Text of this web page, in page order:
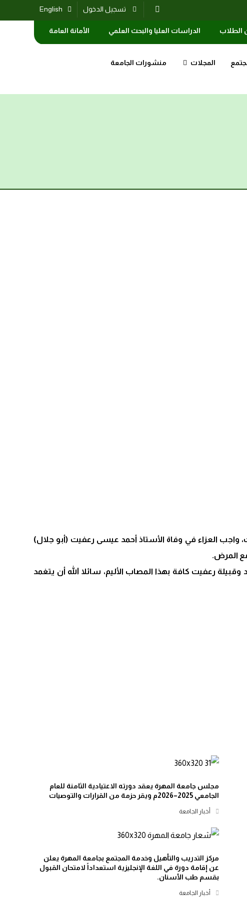
English تسجيل الدخول
الدراسات العليا والبحث العلمي الأمانة العامة
المجلات منشورات الجامعة
واجب العزاء في وفاة الأستاذ أحمد عيسى رعفيت (أبو جلال)
مع المرض.
رعفيت كافة بهذا المصاب الأليم، سائلا الله أن يتغمد
مجلس جامعة المهرة يعقد دورته الاعتيادية الثامنة للعام
الجامعي 2025–2026م ويقر حزمة من القرارات والتوصيات
أخبار الجامعة
مركز التدريب والتأهيل وخدمة المجتمع بجامعة المهرة يعلن
عن إقامة دورة في اللغة الإنجليزية استعداداً لامتحان القبول
بقسم طب الأسنان.
أخبار الجامعة